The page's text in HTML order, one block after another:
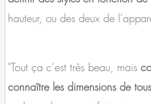
hauteur, ou des deux de
"Tout ça c’est très beau, mais
connaître les dimensions de